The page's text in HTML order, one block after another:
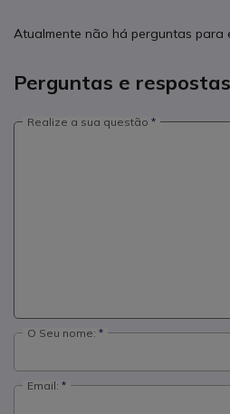
Atualmente não há perguntas para
Perguntas e
Realize a sua questão
O Seu nome:
Email: